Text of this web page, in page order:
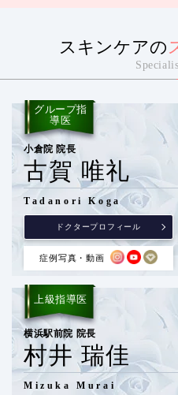
スキンケアの
グループ指
導医
小倉院 院長
古賀 唯礼
Tadanori Koga
ドクタープロフィール
症例写真・動画
上級指導医
横浜駅前院 院長
村井 瑞佳
Mizuka Murai